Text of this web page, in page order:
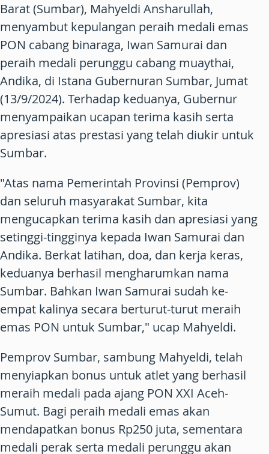
Barat (Sumbar), Mahyeldi Ansharullah,
menyambut kepulangan peraih medali emas
PON cabang binaraga, Iwan Samurai dan
peraih medali perunggu cabang muaythai,
Andika, di Istana Gubernuran Sumbar, Jumat
(13/9/2024). Terhadap keduanya, Gubernur
menyampaikan ucapan terima kasih serta
apresiasi atas prestasi yang telah diukir untuk
Sumbar.
"Atas nama Pemerintah Provinsi (Pemprov)
dan seluruh masyarakat Sumbar, kita
mengucapkan terima kasih dan apresiasi yang
setinggi-tingginya kepada Iwan Samurai dan
Andika. Berkat latihan, doa, dan kerja keras,
keduanya berhasil mengharumkan nama
Sumbar. Bahkan Iwan Samurai sudah ke-
empat kalinya secara berturut-turut meraih
emas PON untuk Sumbar," ucap Mahyeldi.
Pemprov Sumbar, sambung Mahyeldi, telah
menyiapkan bonus untuk atlet yang berhasil
meraih medali pada ajang PON XXI Aceh-
Sumut. Bagi peraih medali emas akan
mendapatkan bonus Rp250 juta, sementara
medali perak serta medali perunggu akan